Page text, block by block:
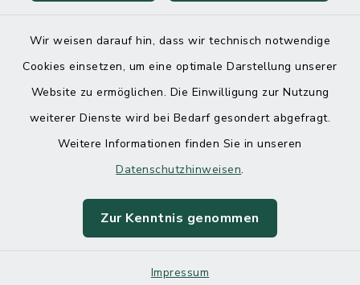
Wir weisen darauf hin, dass wir technisch notwendige
Cookies einsetzen, um eine optimale Darstellung unserer
Website zu ermöglichen. Die Einwilligung zur Nutzung
weiterer Dienste wird bei Bedarf gesondert abgefragt.
Weitere Informationen finden Sie in unseren
Datenschutzhinweisen.
Zur Kenntnis genommen
Impressum
Datenschutz
Impressum
Cookie-Einstellungen